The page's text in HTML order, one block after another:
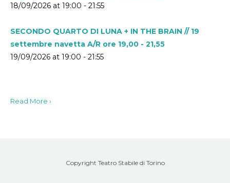
18/09/2026 at 19:00 - 21:55
SECONDO QUARTO DI LUNA + IN THE BRAIN // 19
settembre navetta A/R ore 19,00 - 21,55
19/09/2026 at 19:00 - 21:55
Read More ›
Copyright Teatro Stabile di Torino